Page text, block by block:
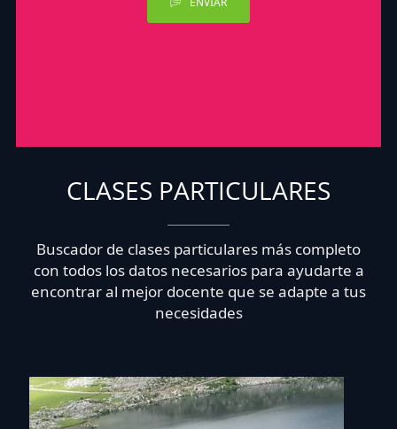
CLASES PARTICULARES
Buscador de clases particulares más completo
con todos los datos necesarios para ayudarte a
encontrar al mejor docente que se adapte a tus
necesidades